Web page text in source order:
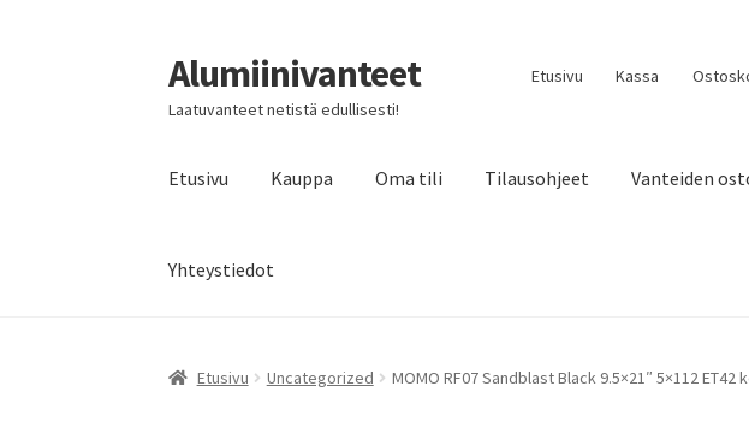
Siirry
navigointiin
Siirry
sisältöön
Alumiinivanteet
Laatuvanteet netistä edullisesti!
Etusivu Kassa
Etusivu Kauppa Oma tili Tilausohjeet Vanteiden
Yhteystiedot
Etusivu Uncategorized MOMO RF07 Sandblast Black 9.5×21″ 5×112 ET42